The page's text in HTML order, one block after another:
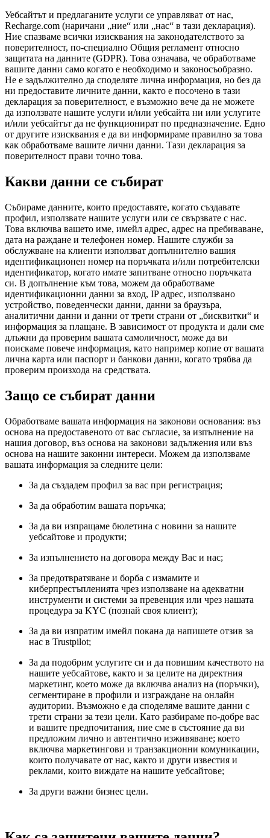
Уебсайтът и предлаганите услуги се управляват от нас,
Recharge.com (наричани „ние“ или „нас“ в тази декларация).
Ние спазваме всички изисквания на законодателството за
поверителност, по-специално Общия регламент относно
защитата на данните (GDPR). Това означава, че обработваме
вашите данни само когато е необходимо и законосъобразно.
Не е задължително да споделяте лична информация, но без да
ни предоставите личните данни, както е посочено в тази
декларация за поверителност, е възможно вече да не можете
да използвате нашите услуги и/или уебсайта ни или услугите
и/или уебсайтът да не функционират по предназначение. Едно
от другите изисквания е да ви информираме правилно за това
как обработваме вашите лични данни. Тази декларация за
поверителност прави точно това.
Какви данни се събират
Събираме данните, които предоставяте, когато създавате
профил, използвате нашите услуги или се свързвате с нас.
Това включва вашето име, имейл адрес, адрес на пребиваване,
дата на раждане и телефонен номер. Нашите служби за
обслужване на клиенти използват допълнително вашия
идентификационен номер на поръчката и/или потребителски
идентификатор, когато имате запитване относно поръчката
си. В допълнение към това, можем да обработваме
идентификационни данни за вход, IP адрес, използвано
устройство, поведенчески данни, данни за браузъра,
аналитични данни и данни от трети страни от „бисквитки“ и
информация за плащане. В зависимост от продукта и дали сме
длъжни да проверим вашата самоличност, може да ви
поискаме повече информация, като например копие от вашата
лична карта или паспорт и банкови данни, когато трябва да
проверим произхода на средствата.
Защо се събират данни
Обработваме вашата информация на законови основания: въз
основа на предоставеното от вас съгласие, за изпълнение на
нашия договор, въз основа на законови задължения или въз
основа на нашите законни интереси. Можем да използваме
вашата информация за следните цели:
За да създадем профил за вас при регистрация;
За да обработим вашата поръчка;
За да ви изпращаме бюлетина с новини за нашите
уебсайтове и продукти;
За изпълнението на договора между Вас и нас;
За предотвратяване и борба с измамите и
киберпрестъпленията чрез използване на адекватни
инструменти и системи за превенция или чрез нашата
процедура за KYC (познай своя клиент);
За да ви изпратим имейл покана да напишете отзив за
нас в Trustpilot;
За да подобрим услугите си и да повишим качеството на
нашите уебсайтове, както и за целите на директния
маркетинг, което може да включва анализ на (поръчки),
сегментиране в профили и изграждане на онлайн
аудитории. Възможно е да споделяме вашите данни с
трети страни за тези цели. Като разбираме по-добре вас
и вашите предпочитания, ние сме в състояние да ви
предложим лично и автентично изживяване; което
включва маркетингови и транзакционни комуникации,
които получавате от нас, както и други известия и
реклами, които виждате на нашите уебсайтове;
За други важни бизнес цели.